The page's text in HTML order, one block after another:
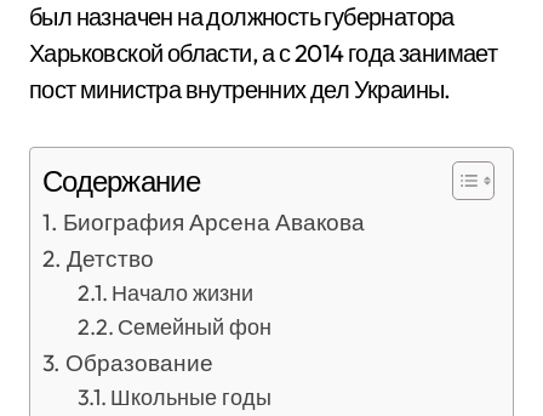
был назначен на должность губернатора
Харьковской области, а с 2014 года занимает
пост министра внутренних дел Украины.
Содержание
Биография Арсена Авакова
Детство
Начало жизни
Семейный фон
Образование
Школьные годы